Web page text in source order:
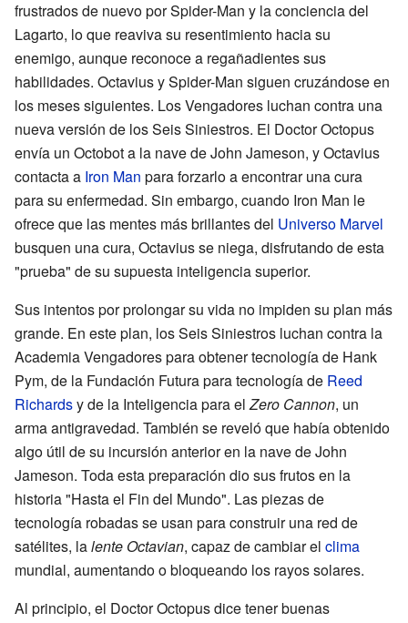
frustrados de nuevo por Spider-Man y la conciencia del
Lagarto, lo que reaviva su resentimiento hacia su
enemigo, aunque reconoce a regañadientes sus
habilidades. Octavius y Spider-Man siguen cruzándose en
los meses siguientes. Los Vengadores luchan contra una
nueva versión de los Seis Siniestros. El Doctor Octopus
envía un Octobot a la nave de John Jameson, y Octavius
contacta a Iron Man para forzarlo a encontrar una cura
para su enfermedad. Sin embargo, cuando Iron Man le
ofrece que las mentes más brillantes del Universo Marvel
busquen una cura, Octavius se niega, disfrutando de esta
"prueba" de su supuesta inteligencia superior.
Sus intentos por prolongar su vida no impiden su plan más
grande. En este plan, los Seis Siniestros luchan contra la
Academia Vengadores para obtener tecnología de Hank
Pym, de la Fundación Futura para tecnología de Reed
Richardsy de la Inteligencia para elZero Cannon, un
arma antigravedad. También se reveló que había obtenido
algo útil de su incursión anterior en la nave de John
Jameson. Toda esta preparación dio sus frutos en la
historia "Hasta el Fin del Mundo". Las piezas de
tecnología robadas se usan para construir una red de
satélites, lalente Octavian, capaz de cambiar el clima
mundial, aumentando o bloqueando los rayos solares.
Al principio, el Doctor Octopus dice tener buenas